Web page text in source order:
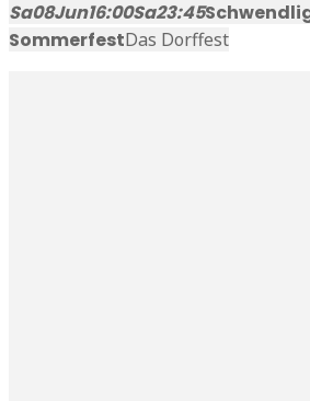
Sa08Jun16:00Sa23:45
SommerfestDas Dorffest